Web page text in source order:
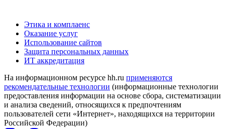
Этика и комплаенс
Оказание услуг
Использование сайтов
Защита персональных данных
ИТ аккредитация
На информационном ресурсе hh.ru применяются
рекомендательные технологии (информационные технологии
предоставления информации на основе сбора, систематизации
и анализа сведений, относящихся к предпочтениям
пользователей сети «Интернет», находящихся на территории
Российской Федерации)